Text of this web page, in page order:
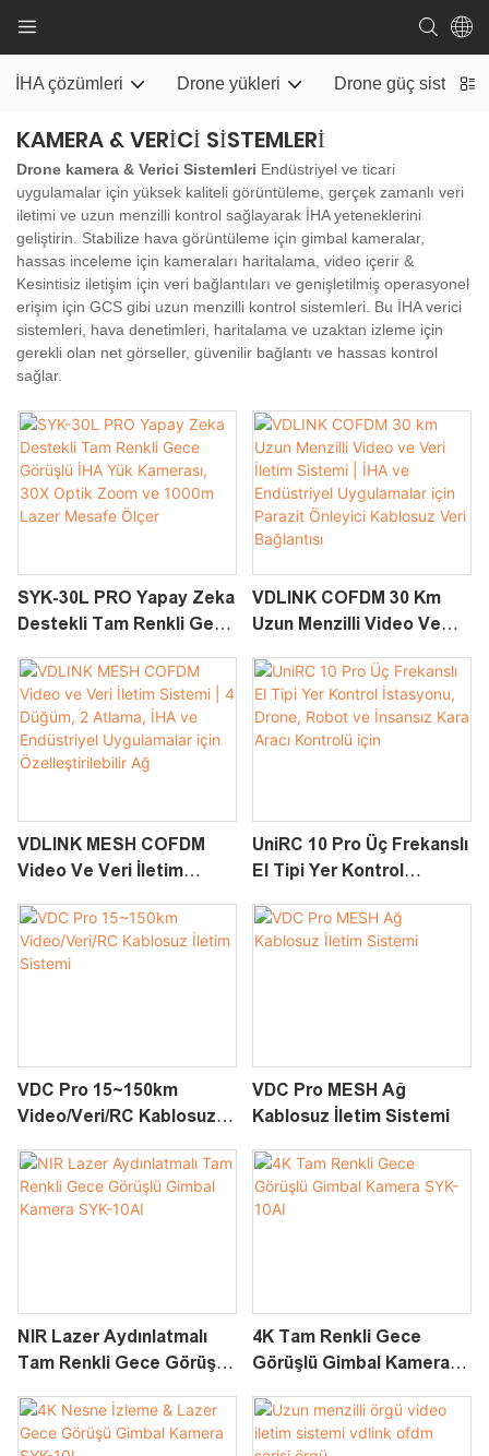
İHA çözümleri Drone yükleri Drone güç sistemi
KAMERA & VERICI SISTEMLERI
Drone kamera & Verici Sistemleri Endüstriyel ve ticari
uygulamalar için yüksek kaliteli görüntüleme, gerçek zamanlı veri
iletimi ve uzun menzilli kontrol sağlayarak İHA yeteneklerini
geliştirin. Stabilize hava görüntüleme için gimbal kameralar,
hassas inceleme için kameraları haritalama, video içerir &
Kesintisiz iletişim için veri bağlantıları ve genişletilmiş operasyonel
erişim için GCS gibi uzun menzilli kontrol sistemleri. Bu İHA verici
sistemleri, hava denetimleri, haritalama ve uzaktan izleme için
gerekli olan net görseller, güvenilir bağlantı ve hassas kontrol
sağlar.
SYK-30L PRO Yapay Zeka
Destekli Tam Renkli Gece
Kamerası, 30X Optik
Zoom Ve 1000m Lazer
Mesafe Ölçer
VDLINK COFDM 30 Km
Uzun Menzilli Video Ve
Ve Endüstriyel
Uygulamalar Için Parazit
Önleyici Kablosuz Veri
VDLINK MESH COFDM
Video Ve Veri İletim
Atlama, İHA Ve
Endüstriyel Uygulamalar
Için Özelleştirilebilir Ağ
UniRC 10 Pro Üç Frekanslı
El Tipi Yer Kontrol
Ve İnsansız Kara Aracı
Kontrolü Için
VDC Pro 15~150km
Video/Veri/RC Kablosuz
VDC Pro MESH Ağ
Kablosuz İletim Sistemi
NIR Lazer Aydınlatmalı
Tam Renkli Gece Görüşlü
4K Tam Renkli Gece
Görüşlü Gimbal Kamera